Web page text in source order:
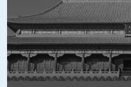
soutenir Franco, le pote de
Mussolini et Hitler, contre
Lire « Un été impardonnable ».
+6 ALERTER